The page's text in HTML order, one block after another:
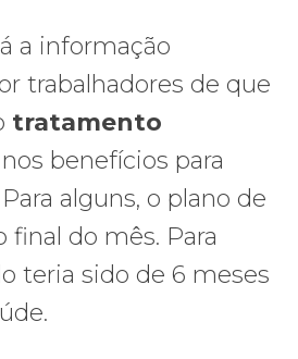
a informação
trabalhadores de que
tratamento
nos benefícios para
alguns, o plano de
final do mês. Para
teria sido de 6 meses